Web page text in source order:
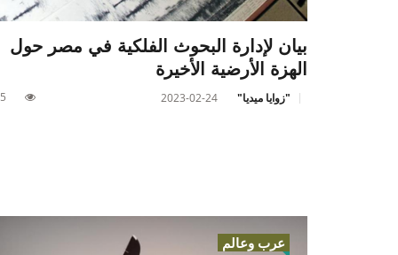
بيان لإدارة البحوث الفلكية في مصر حول
الهزة الأرضية الأخيرة
"زوايا ميديا" 2023-02-24
عرب وعالم